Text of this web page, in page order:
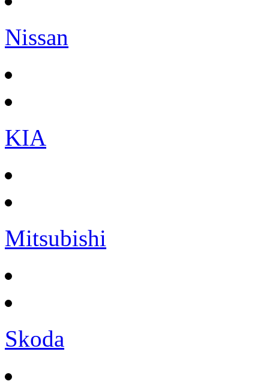
Nissan
KIA
Mitsubishi
Skoda